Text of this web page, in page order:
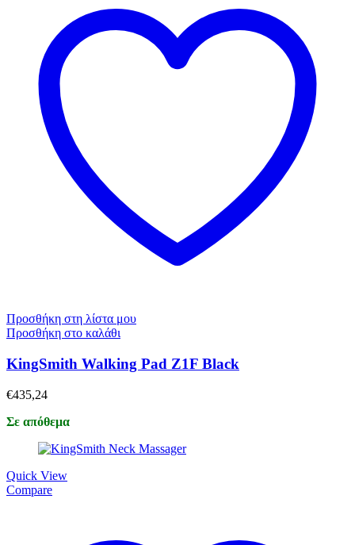
Προσθήκη στη λίστα μου
Προσθήκη στο καλάθι
KingSmith Walking Pad Z1F Black
€435,24
Σε απόθεμα
Quick View
Compare